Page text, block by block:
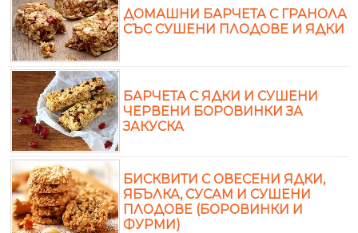
ДОМАШНИ БАРЧЕТА С ГРАНОЛА
СЪС СУШЕНИ ПЛОДОВЕ И ЯДКИ
БАРЧЕТА С ЯДКИ И СУШЕНИ
ЧЕРВЕНИ БОРОВИНКИ ЗА
ЗАКУСКА
БИСКВИТИ С ОВЕСЕНИ ЯДКИ,
ЯБЪЛКА, СУСАМ И СУШЕНИ
ПЛОДОВЕ (БОРОВИНКИ И
ФУРМИ)